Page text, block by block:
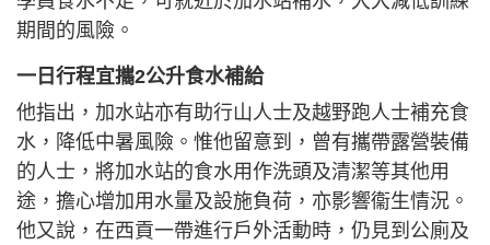
期間的風險。
一日行程宜攜2公升食水補給
他指出，加水站亦有助行山人士及越野跑人士補充食
水，降低中暑風險。惟他留意到，曾有攜帶露營裝備
的人士，將加水站的食水用作洗頭及清潔等其他用
途，擔心增加用水量及設施負荷，亦影響衞生情況。
他又說，在西貢一帶進行戶外活動時，仍見到公廁及